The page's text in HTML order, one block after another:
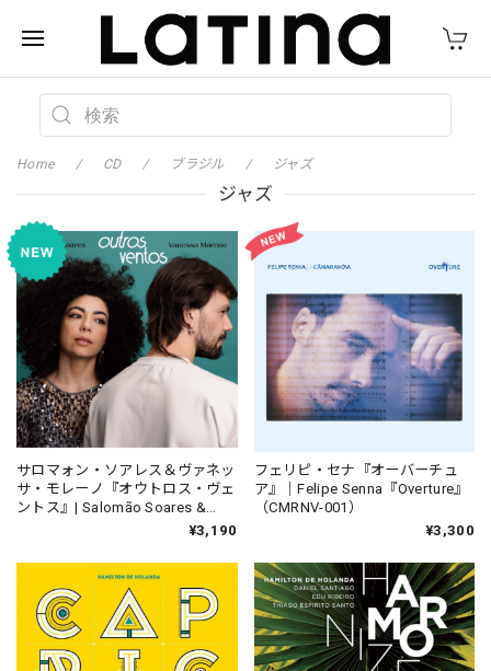
Home CD ブラジル ジャズ
ジャズ
サロマォン・ソアレス＆ヴァネッ
サ・モレーノ『オウトロス・ヴェ
ントス』| Salomão Soares &
Vanessa Moreno『Outros¥3,190
フェリピ・セナ『オーバーチュ
ア』｜Felipe Senna『Overture』
（CMRNV-001）
¥3,300